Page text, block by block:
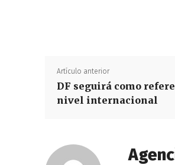
Artículo anterior
DF seguirá como
nivel internacional